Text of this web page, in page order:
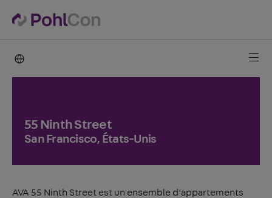
55 Ninth Street
San Francisco, États-Unis
AVA 55 Ninth Street est un ensemble d’appartements